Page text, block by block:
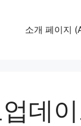
소개 페이지
데